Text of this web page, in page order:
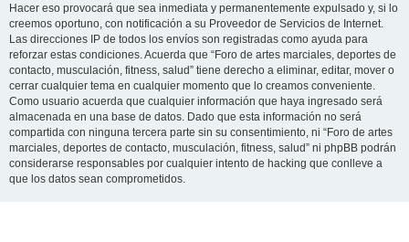
Hacer eso provocará que sea inmediata y permanentemente expulsado y, si lo
creemos oportuno, con notificación a su Proveedor de Servicios de Internet.
Las direcciones IP de todos los envíos son registradas como ayuda para
reforzar estas condiciones. Acuerda que “Foro de artes marciales, deportes de
contacto, musculación, fitness, salud” tiene derecho a eliminar, editar, mover o
cerrar cualquier tema en cualquier momento que lo creamos conveniente.
Como usuario acuerda que cualquier información que haya ingresado será
almacenada en una base de datos. Dado que esta información no será
compartida con ninguna tercera parte sin su consentimiento, ni “Foro de artes
marciales, deportes de contacto, musculación, fitness, salud” ni phpBB podrán
considerarse responsables por cualquier intento de hacking que conlleve a
que los datos sean comprometidos.